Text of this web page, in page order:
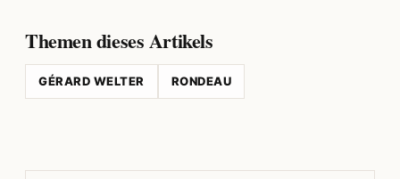
Themen dieses Artikels
GÉRARD WELTER RONDEAU